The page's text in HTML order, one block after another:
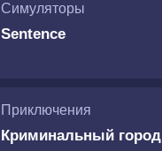
Симуляторы
Sentence
Приключения
Криминальный город